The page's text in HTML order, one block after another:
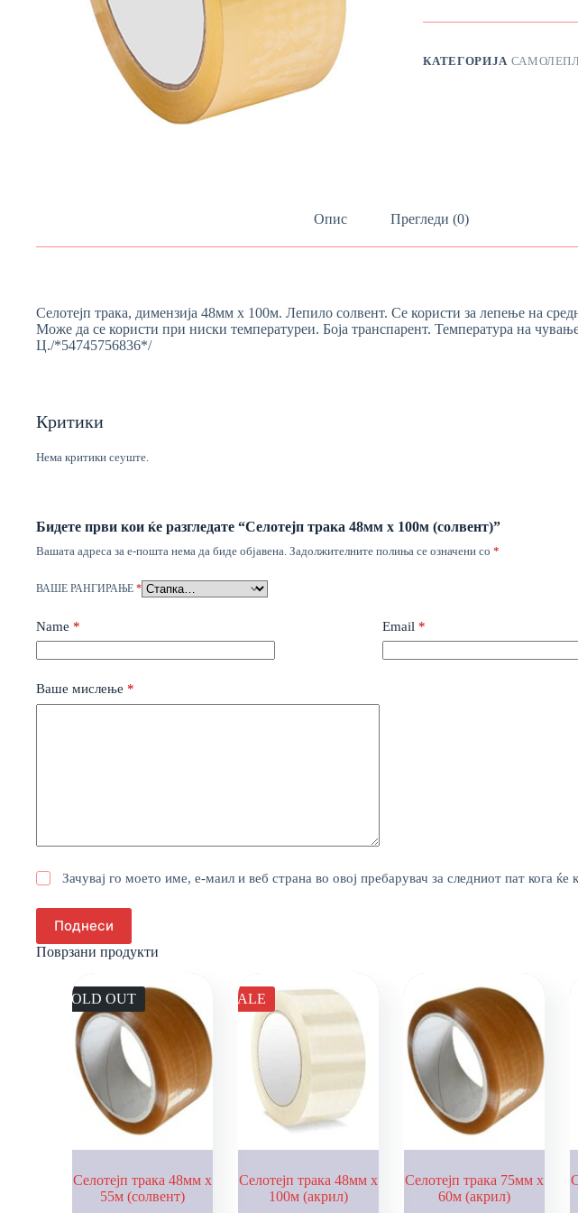
КАТЕГОРИЈА
Опис Прегледи (0)
Селотејп трака, димензија 48мм х 100м. Лепило солвент. Се користи за лепење на
Може да се користи при ниски температуреи. Боја транспарент. Температура на
Ц./*54745756836*/
Критики
Нема критики сеуште.
Бидете први кои ќе разгледате “Селотејп трака 48мм х 100м (солвент)”
Вашата адреса за е-пошта нема да биде објавена. Задолжителните полиња се означени со *
ВАШЕ РАНГИРАЊЕ *
Name * Email *
Ваше мислење *
Зачувај го моето име, е-маил и веб страна во овој пребарувач за следниот пат кога ќе
Поднеси
Поврзани продукти
SOLD OUT
Селотејп трака 48мм х
55м (солвент)
SALE
Селотејп трака 48мм х
100м (акрил)
Селотејп трака 75мм х
60м (акрил)